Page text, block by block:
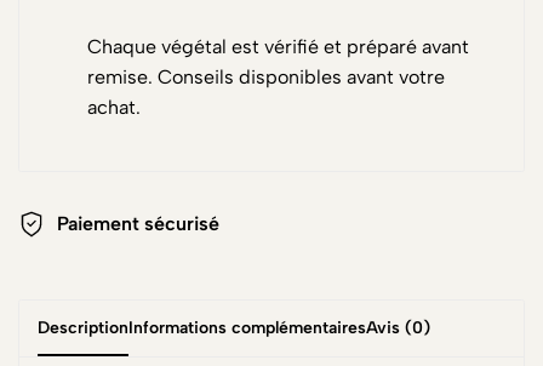
Chaque végétal est vérifié et préparé avant
remise. Conseils disponibles avant votre
achat.
Paiement sécurisé
DescriptionInformations complémentairesAvis (0)